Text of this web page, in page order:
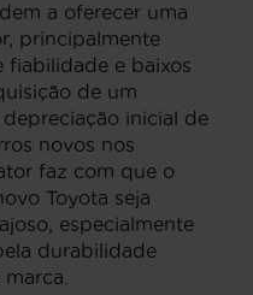
a oferecer uma
principalmente
fiabilidade e baixos
de um
inicial de
novos nos
faz com que o
Toyota seja
especialmente
durabilidade